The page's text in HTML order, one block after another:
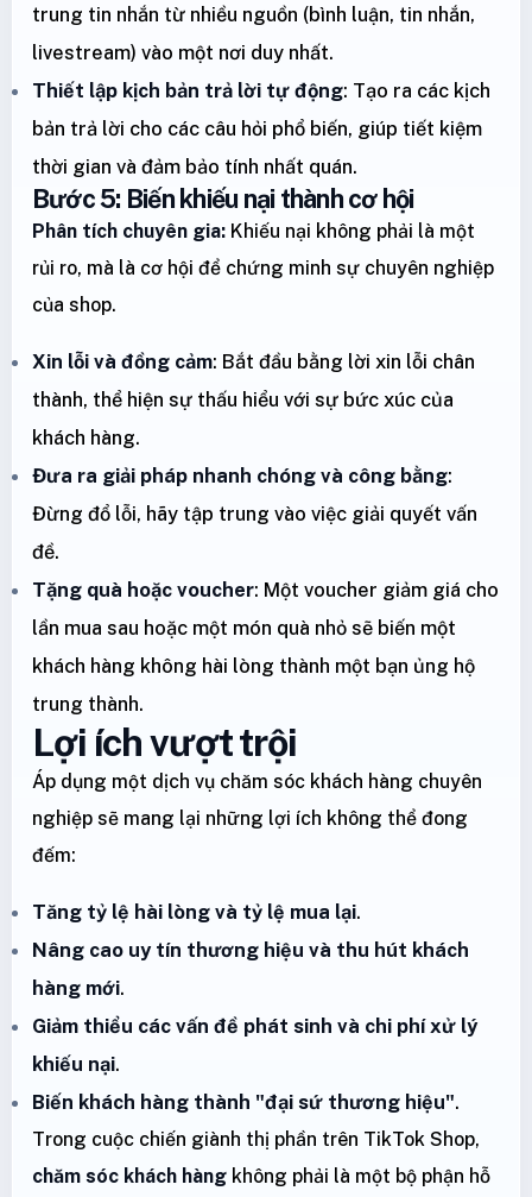
trung tin nhắn từ nhiều nguồn (bình luận, tin nhắn,
livestream) vào một nơi duy nhất.
Thiết lập kịch bản trả lời tự động: Tạo ra các kịch
bản trả lời cho các câu hỏi phổ biến, giúp tiết kiệm
thời gian và đảm bảo tính nhất quán.
Bước 5: Biến khiếu nại thành cơ hội
Phân tích chuyên gia: Khiếu nại không phải là một
rủi ro, mà là cơ hội để chứng minh sự chuyên nghiệp
của shop.
Xin lỗi và đồng cảm: Bắt đầu bằng lời xin lỗi chân
thành, thể hiện sự thấu hiểu với sự bức xúc của
khách hàng.
Đưa ra giải pháp nhanh chóng và công bằng:
Đừng đổ lỗi, hãy tập trung vào việc giải quyết vấn
đề.
Tặng quà hoặc voucher: Một voucher giảm giá cho
lần mua sau hoặc một món quà nhỏ sẽ biến một
khách hàng không hài lòng thành một bạn ủng hộ
trung thành.
Lợi ích vượt trội
Áp dụng một dịch vụ chăm sóc khách hàng chuyên
nghiệp sẽ mang lại những lợi ích không thể đong
đếm:
Tăng tỷ lệ hài lòng và tỷ lệ mua lại.
Nâng cao uy tín thương hiệu và thu hút khách
hàng mới.
Giảm thiểu các vấn đề phát sinh và chi phí xử lý
khiếu nại.
Biến khách hàng thành "đại sứ thương hiệu".
Trong cuộc chiến giành thị phần trên TikTok Shop,
chăm sóc khách hàng không phải là một bộ phận hỗ